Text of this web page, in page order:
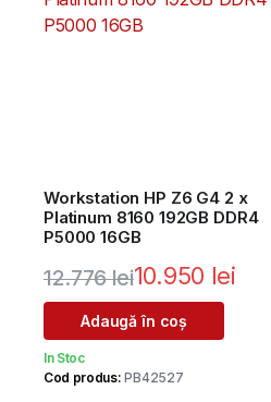
Workstation HP Z6 G4 2 x
Platinum 8160 192GB DDR4
P5000 16GB
12.776lei
Prețul
inițial
a
10.950 lei
Prețul
curent
este:
Adaugă în coș
In Stoc
Cod produs: PB42527